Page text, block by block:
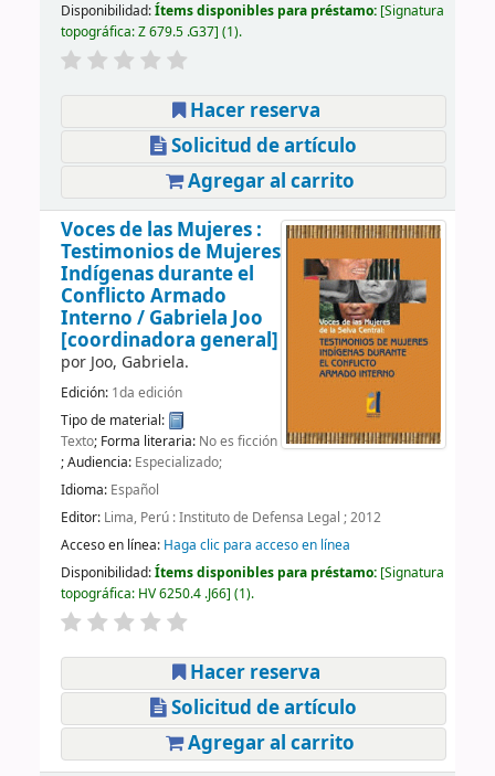
Disponibilidad:Ítems disponibles para préstamo: Signatura
topográfica:Z 679.5 .G37 (1).
Hacer reserva
Solicitud de artículo
Agregar al carrito
Voces de las Mujeres :
Testimonios de Mujeres
Indígenas durante el
Conflicto Armado
Interno / Gabriela Joo
[coordinadora general]
por Joo, Gabriela.
Edición: 1da edición
Tipo de material:
Texto; Forma literaria: No es ficción
; Audiencia: Especializado;
Idioma: Español
Editor: Lima, Perú : Instituto de Defensa Legal ; 2012
Acceso en línea: Haga clic para acceso en línea
Disponibilidad:Ítems disponibles para préstamo: Signatura
topográfica: HV 6250.4 .J66 (1).
Hacer reserva
Solicitud de artículo
Agregar al carrito